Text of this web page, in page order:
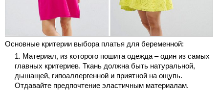
Основные критерии выбора платья для беременной:
Материал, из которого пошита одежда – один из самых
главных критериев. Ткань должна быть натуральной,
дышащей, гипоаллергенной и приятной на ощупь.
Отдавайте предпочтение эластичным материалам.